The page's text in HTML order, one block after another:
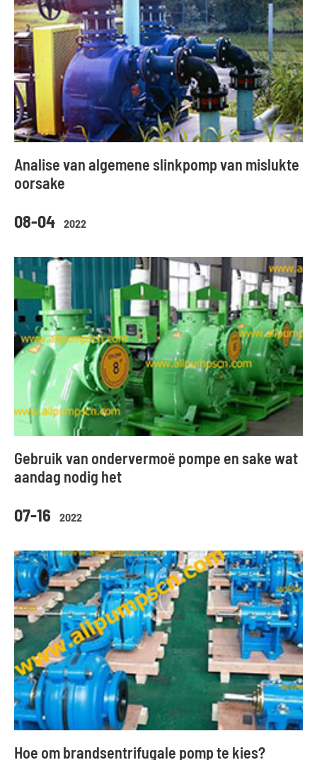
08-04 2022
Analise van algemene slinkpomp van mislukte
oorsake
07-16 2022
Gebruik van ondervermoë pompe en sake wat
aandag nodig het
Hoe om brandsentrifugale pomp te kies?